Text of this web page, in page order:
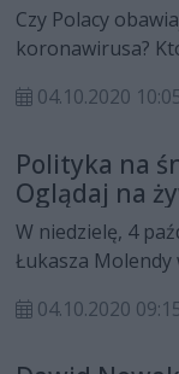
Czy Polacy
koronawirusa?
zachowują się jak
Kto spuszczał
w przepaść? Czy
zbankrutuje?
dowiedzą się
najnowszy
śniadanie”, czyli
Dami.
04.10.2020
Polityka na
Oglądaj na
W niedzielę, 4
Łukasza
Magdalena Lasota
04.10.2020